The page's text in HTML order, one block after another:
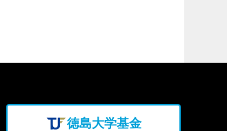
徳島大学基金